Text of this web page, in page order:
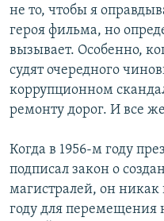
не то, чтобы я
героя фильма, но
вызывает. Особенно,
судят очередного
коррупционном
ремонту дорог. И все
Когда в 1956-м году
подписал закон о
магистралей, он никак
году для перемещения